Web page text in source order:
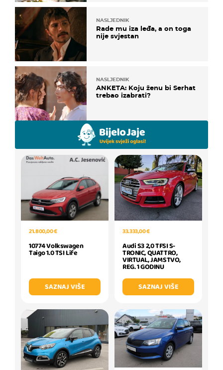
NASLJEDNIK
Rade mu iza leđa, a on toga
nije svjestan
NASLJEDNIK
ANKETA: Koju ženu bi Serhat
trebao izabrati?
21.800,00 €
10774 Volkswagen
Taigo 1.0 TSI Life
SAZNAJ VIŠE
33.333,00 €
Audi S3 2,0 TFSI S-
TRONIC, QUATTRO,
VIRTUAL, JAMSTVO,
REG. 1 GODINU
SAZNAJ VIŠE